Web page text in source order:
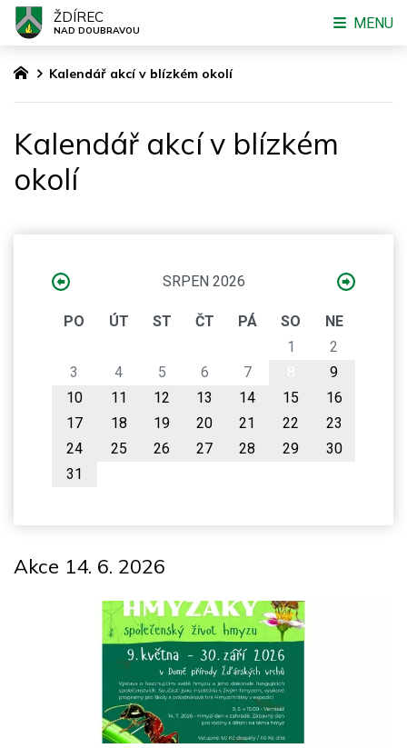
Kalendář akcí v blízkém okolí
Kalendář akcí v blízkém
okolí
SRPEN 2026
PO ÚT ST ČT PÁ SO
NE
1
2
3
4 5 6 7
9
10
11 12 13 14 15
16
17
18 19 20 21 22
23
24
25 26 27 28 29
30
31
Akce 14. 6. 2026
ŽDÍREC
NAD DOUBRAVOU MENU